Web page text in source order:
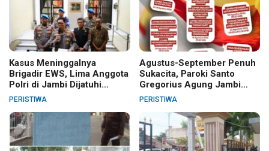
Kasus Meninggalnya
Brigadir EWS, Lima Anggota
Polri di Jambi Dijatuhi
Sanksi PTDH
PERISTIWA
Agustus-September Penuh
Sukacita, Paroki Santo
Gregorius Agung Jambi
Gelar Berbagai Kegiatan
PERISTIWA